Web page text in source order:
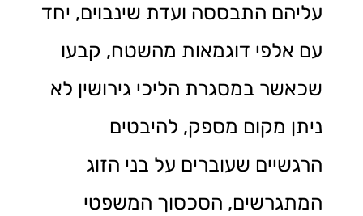
עליהם התבססה ועדת שינבוים, יחד
עם אלפי דוגמאות מהשטח, קבעו
שכאשר במסגרת הליכי גירושין לא
ניתן מקום מספק, להיבטים
הרגשיים שעוברים על בני הזוג
המתגרשים, הסכסוך המשפטי